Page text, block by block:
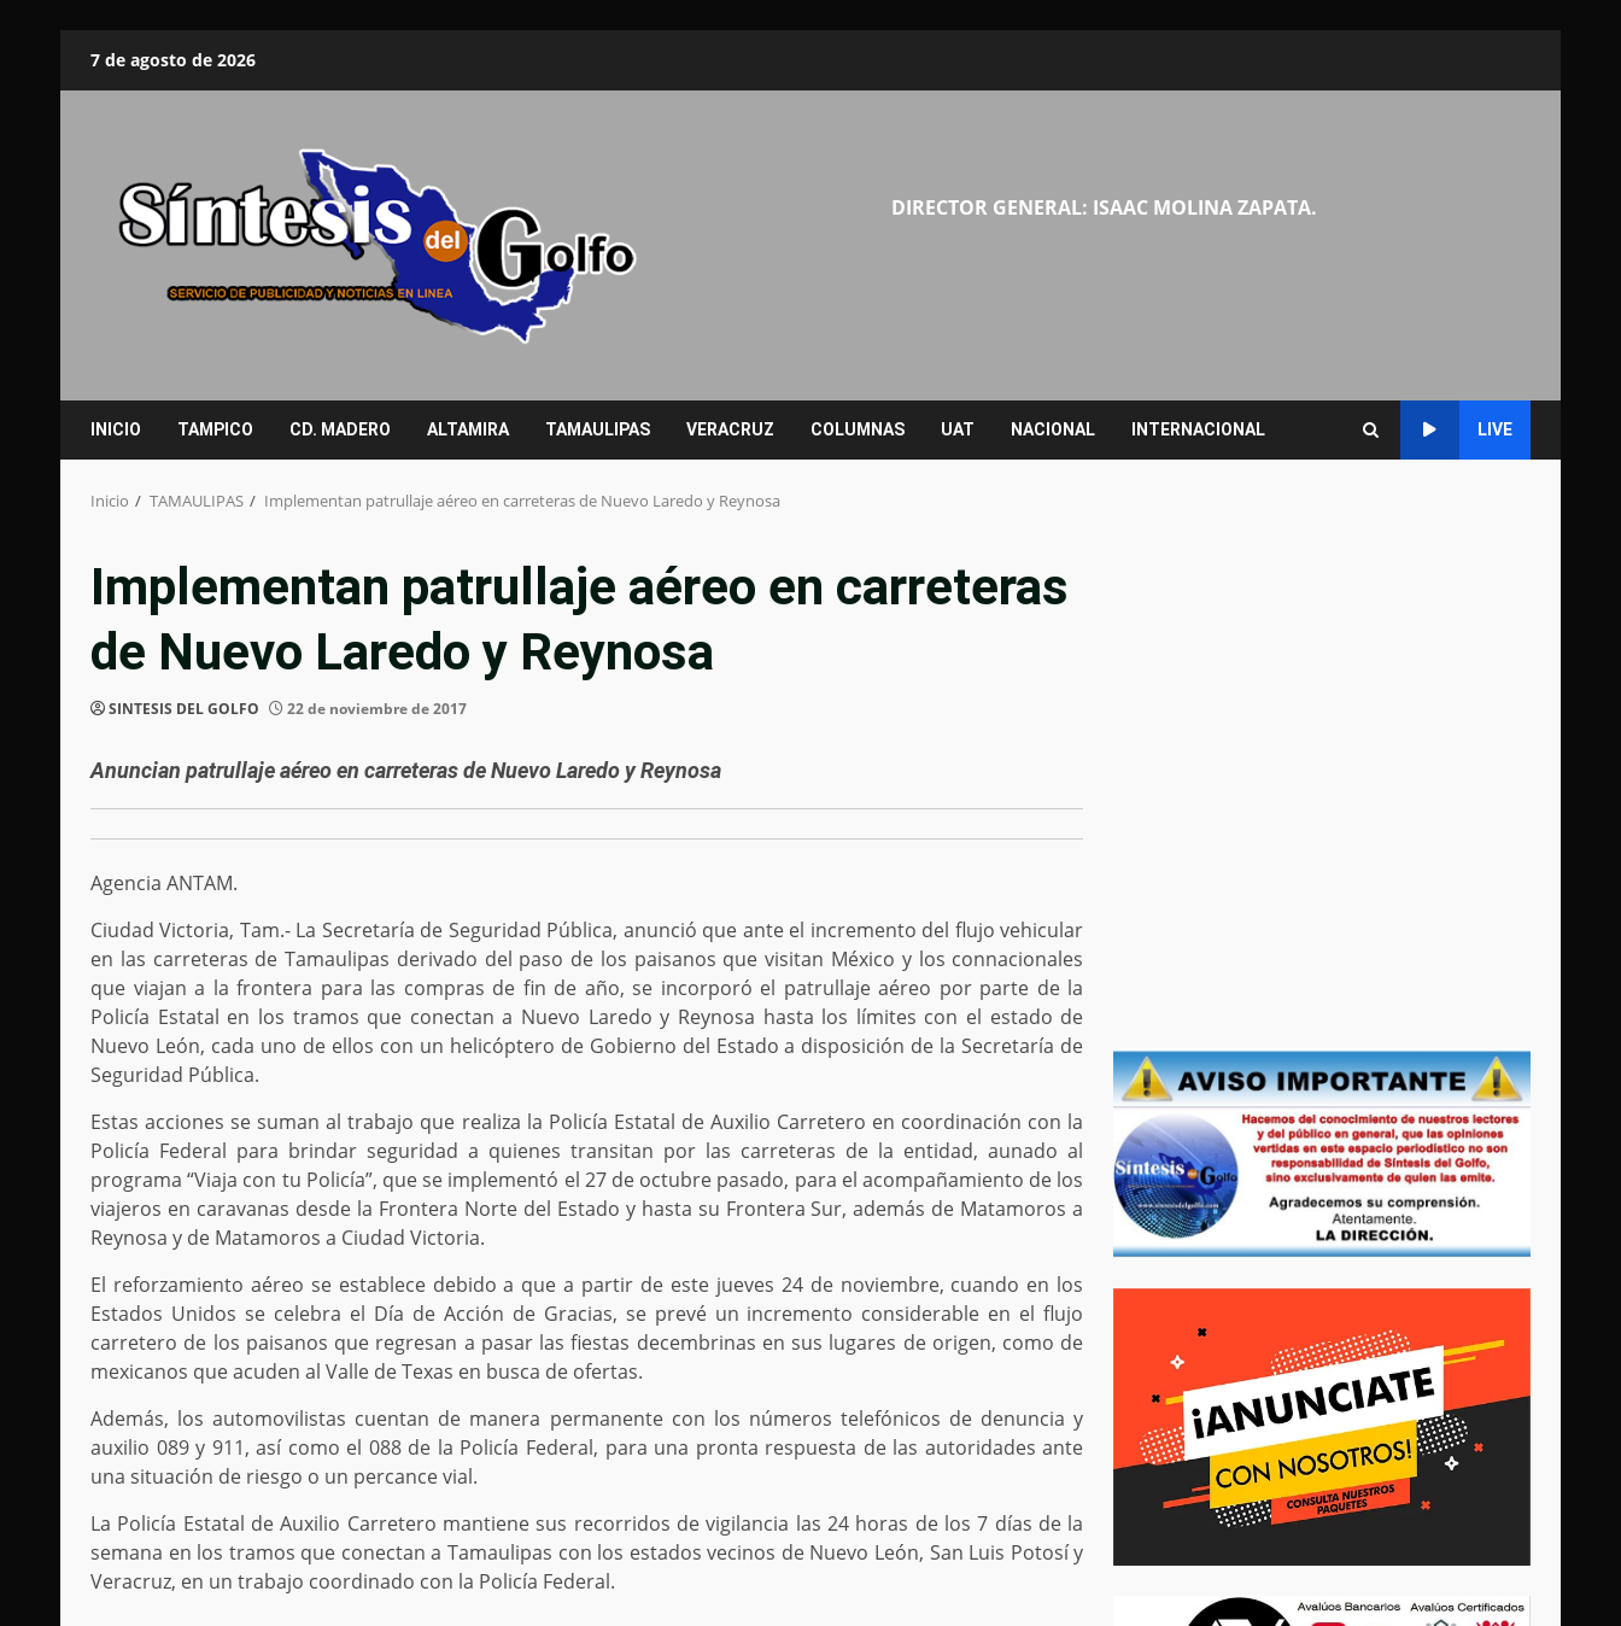
7 de agosto de 2026
DIRECTOR GENERAL: ISAAC MOLINA ZAPATA.
INICIO TAMPICO CD. MADERO ALTAMIRA TAMAULIPAS VERACRUZ COLUMNAS UAT NACIONAL INTERNACIONAL LIVE
Inicio TAMAULIPAS Implementan patrullaje aéreo en carreteras de Nuevo Laredo y Reynosa
Implementan patrullaje aéreo en carreteras
de Nuevo Laredo y Reynosa
SINTESIS DEL GOLFO 22 de noviembre de 2017
Anuncian patrullaje aéreo en carreteras de Nuevo Laredo y Reynosa
Agencia ANTAM.
Ciudad Victoria, Tam.- La Secretaría de Seguridad Pública, anunció que ante el incremento del flujo vehicular
en las carreteras de Tamaulipas derivado del paso de los paisanos que visitan México y los connacionales
que viajan a la frontera para las compras de fin de año, se incorporó el patrullaje aéreo por parte de la
Policía Estatal en los tramos que conectan a Nuevo Laredo y Reynosa hasta los límites con el estado de
Nuevo León, cada uno de ellos con un helicóptero de Gobierno del Estado a disposición de la Secretaría de
Seguridad Pública.
Estas acciones se suman al trabajo que realiza la Policía Estatal de Auxilio Carretero en coordinación con la
Policía Federal para brindar seguridad a quienes transitan por las carreteras de la entidad, aunado al
programa “Viaja con tu Policía”, que se implementó el 27 de octubre pasado, para el acompañamiento de los
viajeros en caravanas desde la Frontera Norte del Estado y hasta su Frontera Sur, además de Matamoros a
Reynosa y de Matamoros a Ciudad Victoria.
El reforzamiento aéreo se establece debido a que a partir de este jueves 24 de noviembre, cuando en los
Estados Unidos se celebra el Día de Acción de Gracias, se prevé un incremento considerable en el flujo
carretero de los paisanos que regresan a pasar las fiestas decembrinas en sus lugares de origen, como de
mexicanos que acuden al Valle de Texas en busca de ofertas.
Además, los automovilistas cuentan de manera permanente con los números telefónicos de denuncia y
auxilio 089 y 911, así como el 088 de la Policía Federal, para una pronta respuesta de las autoridades ante
una situación de riesgo o un percance vial.
La Policía Estatal de Auxilio Carretero mantiene sus recorridos de vigilancia las 24 horas de los 7 días de la
semana en los tramos que conectan a Tamaulipas con los estados vecinos de Nuevo León, San Luis Potosí y
Veracruz, en un trabajo coordinado con la Policía Federal.